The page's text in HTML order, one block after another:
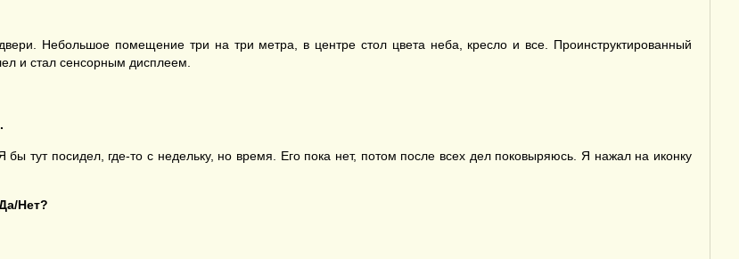
Небольшое помещение три на три метра, в центре стол цвета неба, кресло и все. Проинструктированный
и стал сенсорным дисплеем.
тут посидел, где-то с недельку, но время. Его пока нет, потом после всех дел поковыряюсь. Я нажал на иконку
Нет?